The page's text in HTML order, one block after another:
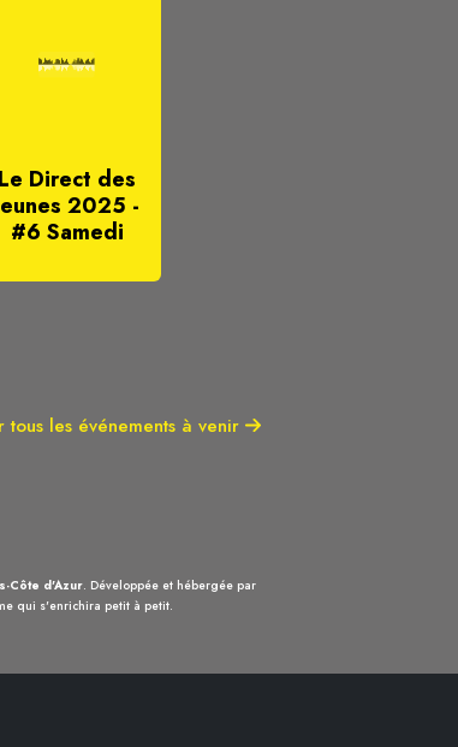
Le Direct des
2025 -
#6 Samedi
tous les événements à venir
Côte d'Azur. Développée et hébergée par
qui s'enrichira petit à petit.